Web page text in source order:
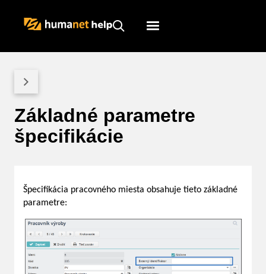
Humanet
Základné parametre
špecifikácie
Špecifikácia pracovného miesta obsahuje tieto základné
parametre: